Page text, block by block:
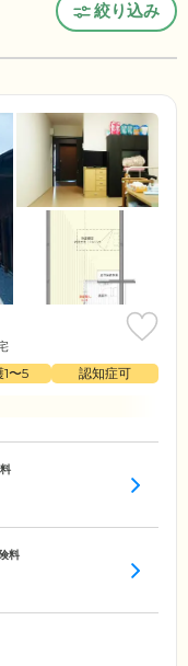
絞り込み
〜5
認知症可
料